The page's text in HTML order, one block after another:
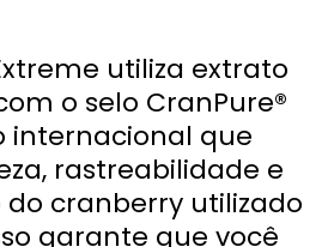
utiliza extrato
o selo CranPure®
internacional que
rastreabilidade e
cranberry utilizado
garante que você